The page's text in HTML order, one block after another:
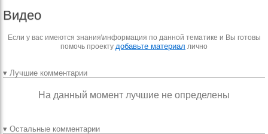
Видео
Если у вас имеются знания\информация по данной тематике и Вы готовы
помочь проекту добавьте материал лично
▾ Лучшие комментарии
На данный момент лучшие не определены
▾ Остальные комментарии